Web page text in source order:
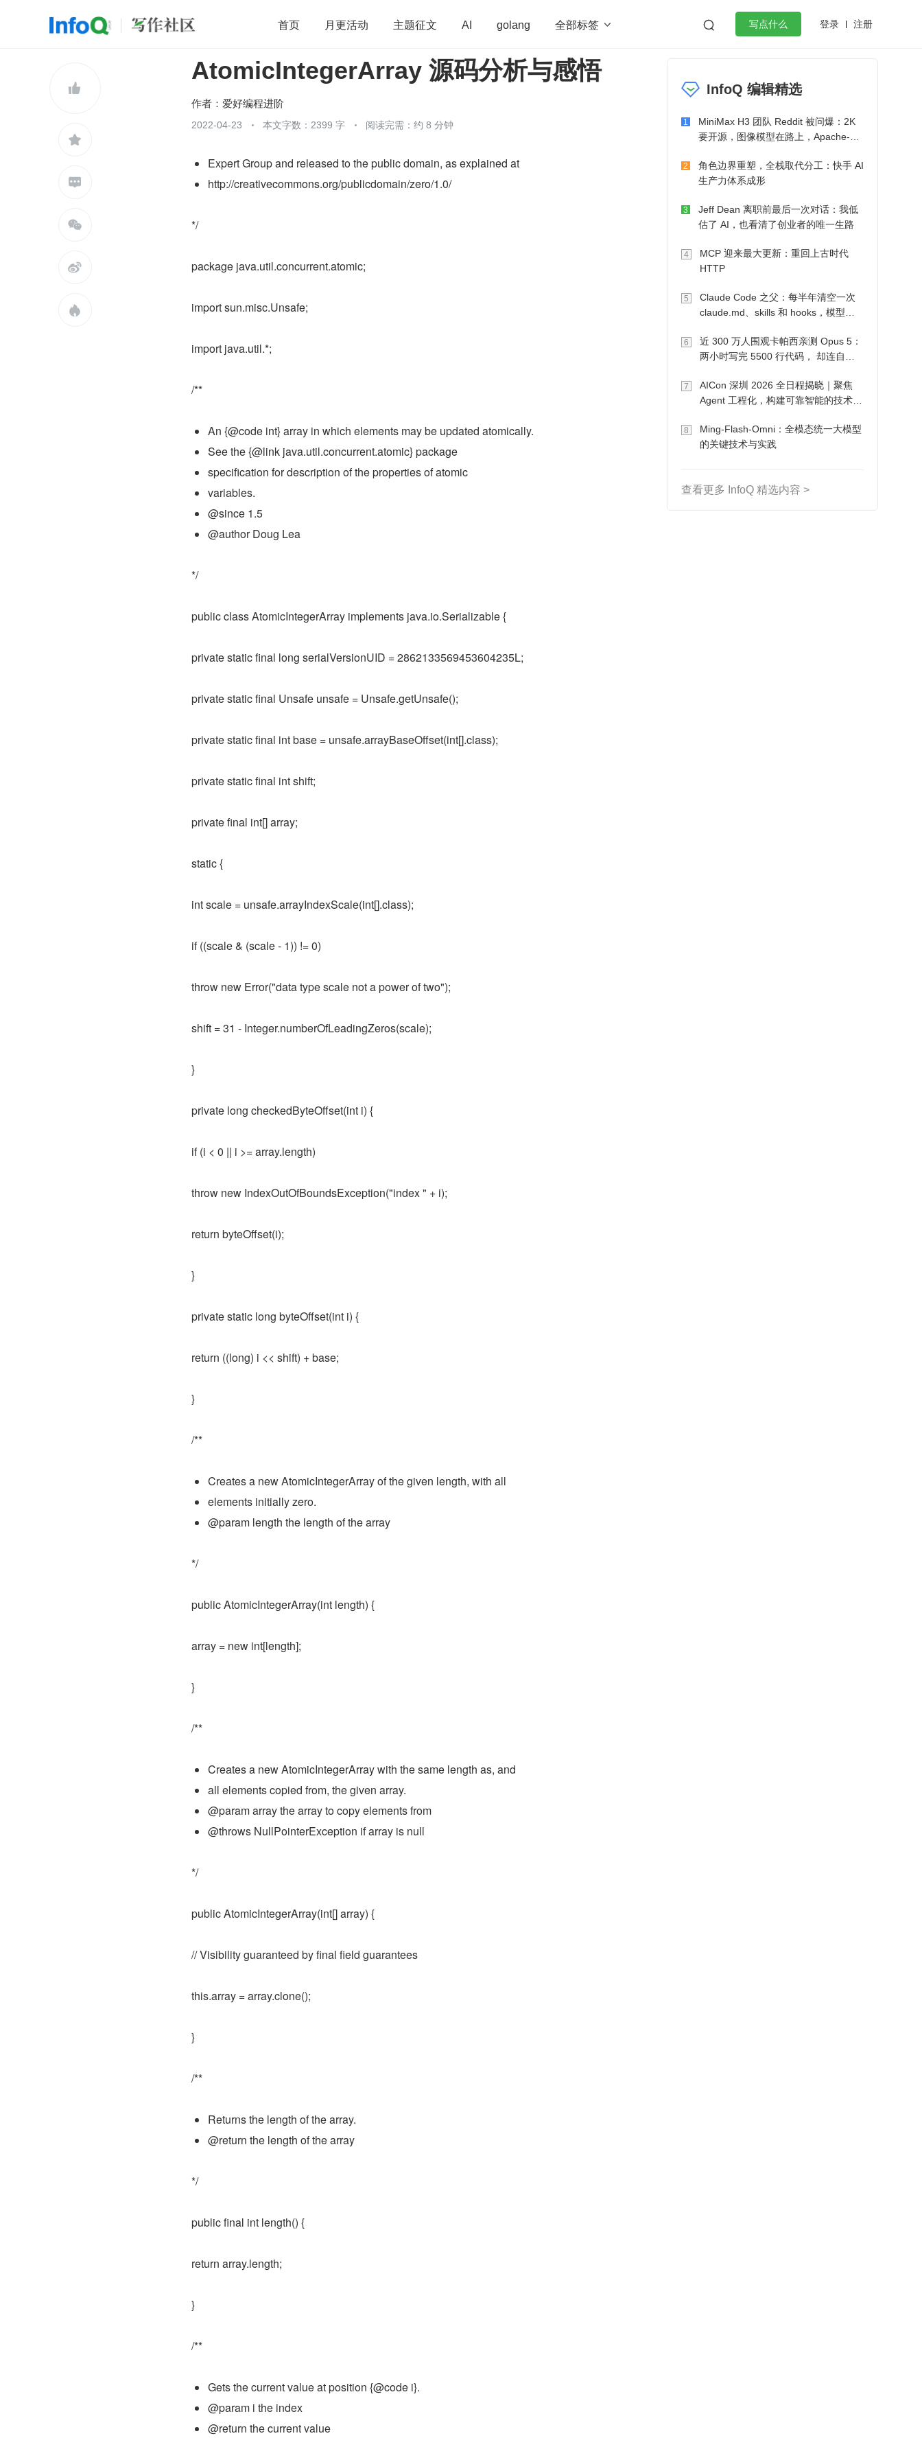
首页 月更活动 主题征文 AI golang 全部标签   写点什么 登录 注册
开源 架构 OpenHarmony 算法 学习方法 Web3.0 高效工作
前端 团队管理 微服务架构 flutter






AtomicIntegerArray 源码分析与感悟
作者： 爱好编程进阶
2022-04-23 本文字数：2399 字 阅读完需：约 8 分钟
Expert Group and released to the public domain, as explained at
http://creativecommons.org/publicdomain/zero/1.0/
*/
package java.util.concurrent.atomic;
import sun.misc.Unsafe;
import java.util.*;
/**
An {@code int} array in which elements may be updated atomically.
See the {@link java.util.concurrent.atomic} package
specification for description of the properties of atomic
variables.
@since 1.5
@author Doug Lea
*/
public class AtomicIntegerArray implements java.io.Serializable {
private static final long serialVersionUID = 2862133569453604235L;
private static final Unsafe unsafe = Unsafe.getUnsafe();
private static final int base = unsafe.arrayBaseOffset(int[].class);
private static final int shift;
private final int[] array;
static {
int scale = unsafe.arrayIndexScale(int[].class);
if ((scale & (scale - 1)) != 0)
throw new Error("data type scale not a power of two");
shift = 31 - Integer.numberOfLeadingZeros(scale);
}
private long checkedByteOffset(int i) {
if (i < 0 || i >= array.length)
throw new IndexOutOfBoundsException("index " + i);
return byteOffset(i);
}
private static long byteOffset(int i) {
return ((long) i << shift) + base;
}
/**
Creates a new AtomicIntegerArray of the given length, with all
elements initially zero.
@param length the length of the array
*/
public AtomicIntegerArray(int length) {
array = new int[length];
}
/**
Creates a new AtomicIntegerArray with the same length as, and
all elements copied from, the given array.
@param array the array to copy elements from
@throws NullPointerException if array is null
*/
public AtomicIntegerArray(int[] array) {
// Visibility guaranteed by final field guarantees
this.array = array.clone();
}
/**
Returns the length of the array.
@return the length of the array
*/
public final int length() {
return array.length;
}
/**
Gets the current value at position {@code i}.
@param i the index
@return the current value
InfoQ 编辑精选
1
MiniMax H3 团队 Reddit 被问爆：2K
要开源，图像模型在路上，Apache-2.0
2
角色边界重塑，全栈取代分工：快手 AI
生产力体系成形
3
Jeff Dean 离职前最后一次对话：我低
估了 AI，也看清了创业者的唯一生路
4
MCP 迎来最大更新：重回上古时代
HTTP
5
Claude Code 之父：每半年清空一次
claude.md、skills 和 hooks，模型自
6
近 300 万人围观卡帕西亲测 Opus 5：
两小时写完 5500 行代码， 却连自己
7
AICon 深圳 2026 全日程揭晓｜聚焦
Agent 工程化，构建可靠智能的技术路
8
Ming-Flash-Omni：全模态统一大模型
的关键技术与实践
查看更多 InfoQ 精选内容 >